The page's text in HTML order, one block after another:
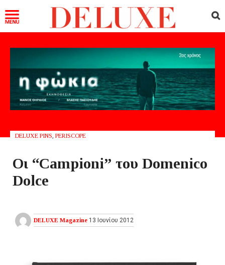
DELUXE PINS PERISCOPE
Οι “Campioni” του Domenico
Dolce
DELUXE Magazine 13 Ιουνίου 2012